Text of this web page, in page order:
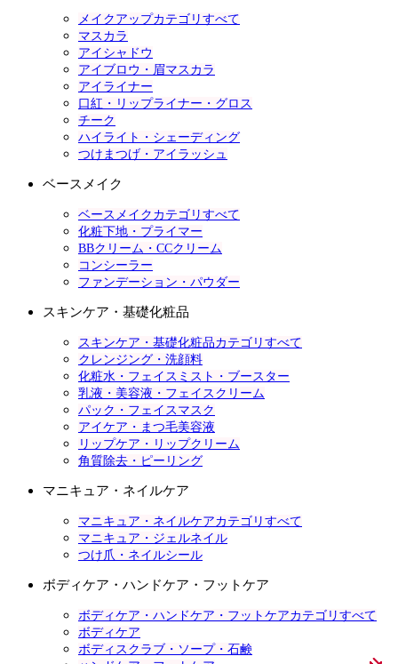
メイクアップカテゴリすべて
マスカラ
アイシャドウ
アイブロウ・眉マスカラ
アイライナー
口紅・リップライナー・グロス
チーク
ハイライト・シェーディング
つけまつげ・アイラッシュ
ベースメイク
ベースメイクカテゴリすべて
化粧下地・プライマー
BBクリーム・CCクリーム
コンシーラー
ファンデーション・パウダー
スキンケア・基礎化粧品
スキンケア・基礎化粧品カテゴリすべて
クレンジング・洗顔料
化粧水・フェイスミスト・ブースター
乳液・美容液・フェイスクリーム
パック・フェイスマスク
アイケア・まつ毛美容液
リップケア・リップクリーム
角質除去・ピーリング
マニキュア・ネイルケア
マニキュア・ネイルケアカテゴリすべて
マニキュア・ジェルネイル
つけ爪・ネイルシール
ボディケア・ハンドケア・フットケア
ボディケア・ハンドケア・フットケアカテゴリすべて
ボディケア
ボディスクラブ・ソープ・石鹸